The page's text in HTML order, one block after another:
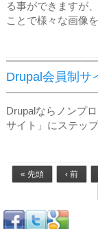
る事ができますが
ことで様々な画像
Drupal会員制サ
Drupalならノンプ
サイト」にステッ
ページ« 先頭 ‹ 前